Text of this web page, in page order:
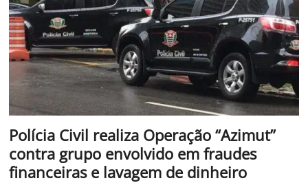
Polícia Civil realiza Operação “Azimut”
contra grupo envolvido em fraudes
financeiras e lavagem de dinheiro